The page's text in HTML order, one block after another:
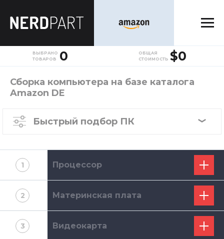
ВЫБРАНО
ТОВАРОВ
0
ОБЩАЯ
СТОИМОСТЬ $0
Сборка компьютера на базе каталога
Amazon DE
Быстрый подбор ПК
1 Процессор
2 Материнская плата
3 Видеокарта